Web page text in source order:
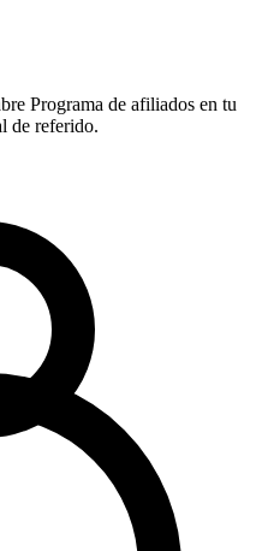
Programa de afiliados en tu
de referido.